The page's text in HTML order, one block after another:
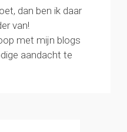
dan ben ik daar
van!
met mijn blogs
aandacht te